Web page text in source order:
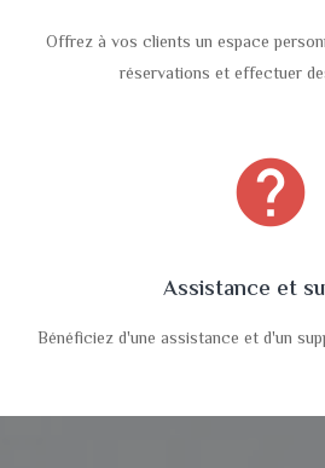
Offrez à vos clients un espace
réservations et effectuer
help
Assistance et
Bénéficiez d'une assistance et d'un